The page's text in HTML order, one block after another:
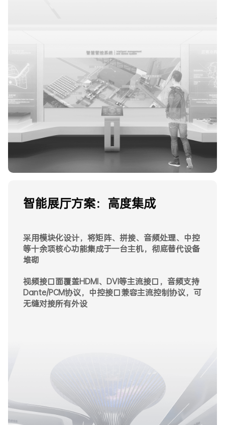
智能展厅方案：高度集成
采用模块化设计，将矩阵、拼接、音频处理、中控
等十余项核心功能集成于一台主机，彻底替代设备
堆砌
视频接口面覆盖HDMI、DVI等主流接口，音频支持
Dante/PCM协议，中控接口兼容主流控制协议，可
无缝对接所有外设
动等，打造智能体验
智能场景联动，预设讲解模式等预案，自动调节灯
支持多方互动组会功能，轻松实现远程视频讲解与
跨地域互动
智能展厅方案：智能管理
智能运维+AI实时监控，预警响应速度提升60%，
运维成本降低90%
得"的全场景管控
支持AI视频安全防护过滤，及时过滤涉黄、涉恐、
智能展厅方案：降本增效
硬件投入节省50%以上，施工周期缩短70%，人工
智能运维功能减少90%的现场维护工作量，运维费
用大幅降低